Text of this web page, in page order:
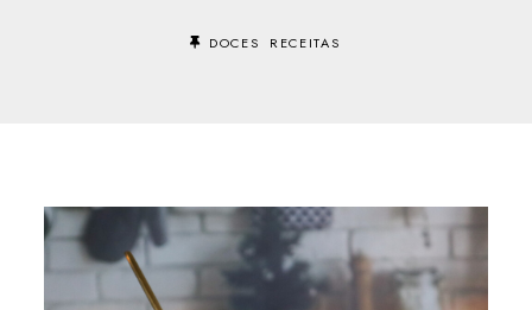
DOCES RECEITAS